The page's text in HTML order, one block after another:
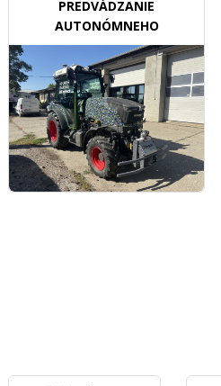
PREDVÁDZANIE
AUTONÓMNEHO
TRAKTORU V SADOCH